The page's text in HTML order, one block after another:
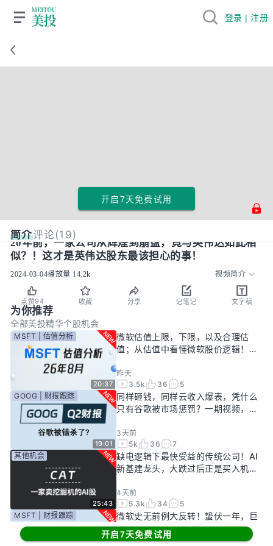
开启7天免费试用
简介评论(19)
20年前，一家公司从辉煌到崩盘，竟与英伟达如此相
似？！这才是英伟达股东最该担心的事！
2024-03-04播放量 14.2k 视频简介
点赞94 收藏 分享 记笔记 文字稿
为你推荐
全部美投精华个股机会
20:37
MSFT | 估值分析
微软估值上限，下限，以及合理估
值；从估值中看懂微软股价逻辑！
昨天
3.5k
36 5
19:01
GOOG | 财报跟踪
同样砸钱，同样云收入爆表，凭什么
只有谷歌被市场惩罚？一期视频，告
3天前
5k
36 7
25:43
其他机会
缺电逻辑下最快受益的传统公司！AI
新基建龙头，大跌过后正是买入机
4天前
5.3k
34
5
MSFT | 财报跟踪
微软史无前例大反转！蛰伏一年，巨
头终于准备好起飞了？
开启7天免费试用
登录 | 注册